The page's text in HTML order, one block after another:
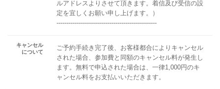
ルアドレスよりさせて頂きます。着信及び受信の設
定を宜しくお願い申し上げます。）
---------------------------------------------------
キャンセル
について
ご予約手続き完了後、お客様都合によりキャンセル
された場合、参加費と同額のキャンセル料が発生し
ます。無料で申込された場合は、一律1,000円のキ
ャンセル料をお支払いいただきます。